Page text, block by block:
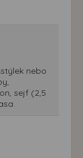
nebo
sejf (2,5